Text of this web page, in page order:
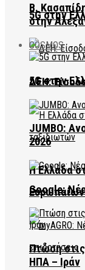
5G στην
ΔΕΗ:
Η Ελλάδα
Β.
στην
COSMOS
5G στην
JUMBO:
2026
Google:
Πτώση στις
ΗΠΑ – Ιράν